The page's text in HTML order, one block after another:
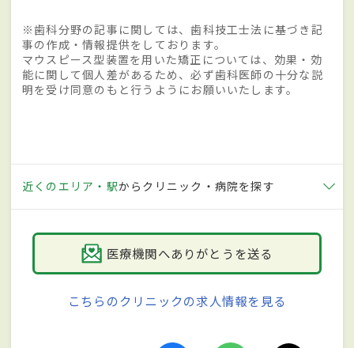
※歯科分野の記事に関しては、歯科技工士法に基づき記
事の作成・情報提供をしております。
マウスピース型装置を用いた矯正については、効果・効
能に関して個人差があるため、必ず歯科医師の十分な説
明を受け同意のもと行うようにお願いいたします。
近くのエリア・駅からクリニック・病院を探す
医療機関へありがとうを送る
こちらのクリニックの求人情報を見る